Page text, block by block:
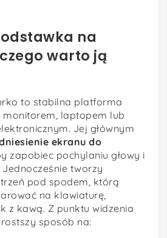
na
warto ją
to stabilna platforma
monitorem, laptopem lub
Jej głównym
ekranu do
zapobiec pochylaniu głowy i
tworzy
pod spodem, którą
na klawiaturę,
z kawą. Z punktu widzenia
sposób na: